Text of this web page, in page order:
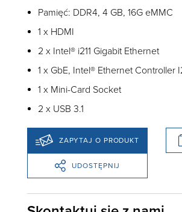
Pamięć: DDR4, 4 GB, 16G eMMC
1 x HDMI
2 x Intel® i211 Gigabit Ethernet
1 x GbE, Intel® Ethernet Controller
1 x Mini-Card Socket
2 x USB 3.1
ZAPYTAJ O PRODUKT
UDOSTĘPNIJ